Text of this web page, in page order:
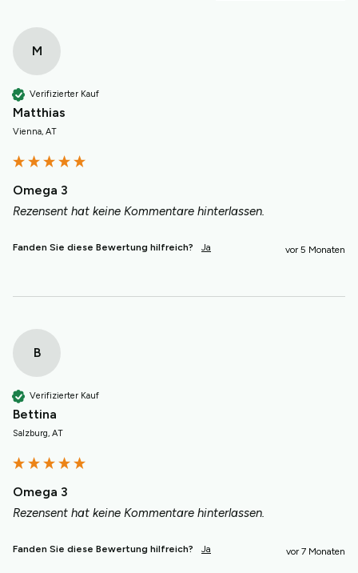
M
Verifizierter Kauf
Matthias
Vienna, AT
Omega 3
Rezensent hat keine Kommentare hinterlassen.
Fanden Sie diese Bewertung hilfreich? Ja vor 5 Monaten
B
Verifizierter Kauf
Bettina
Salzburg, AT
Omega 3
Rezensent hat keine Kommentare hinterlassen.
Fanden Sie diese Bewertung hilfreich? Ja vor 7 Monaten